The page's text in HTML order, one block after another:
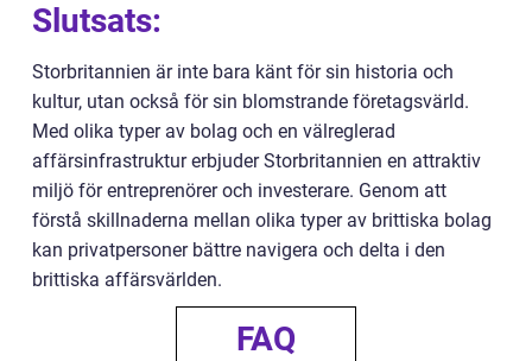
Slutsats:
Storbritannien är inte bara känt för sin historia och
kultur, utan också för sin blomstrande företagsvärld.
Med olika typer av bolag och en välreglerad
affärsinfrastruktur erbjuder Storbritannien en attraktiv
miljö för entreprenörer och investerare. Genom att
förstå skillnaderna mellan olika typer av brittiska bolag
kan privatpersoner bättre navigera och delta i den
brittiska affärsvärlden.
FAQ